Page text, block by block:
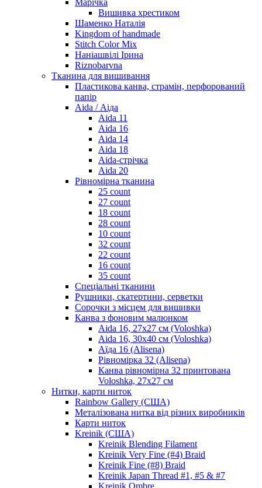
Вишивка хрестиком
Шаменко Наталія
Kingdom of handmade
Stitch Color Mix
Наніашвілі Ірина
Riznobarvna
Тканина для вишивання
Пластикова канва, страмін, перфорований
папір
Aida / Аіда
Aida 11
Aida 16
Aida 14
Aida 18
Aida-стрічка
Aida 20
Рівномірна тканина
25 count
27 count
18 count
28 count
10 count
32 count
22 count
16 count
35 count
Спеціальні тканини
Рушники, скатертини, серветки
Сорочки з місцем для вишивки
Канва з фоновим малюнком
Aida 16, 27х27 см (Voloshka)
Aida 16, 30х40 см (Voloshka)
Аїда 16 (Alisena)
Рівномірка 32 (Alisena)
Канва рівномірна 32 принтована
Voloshka, 27х27 см
Нитки, карти ниток
Rainbow Gallery (США)
Металізована нитка від різних виробників
Карти ниток
Kreinik (США)
Kreinik Blending Filament
Kreinik Very Fine (#4) Braid
Kreinik Fine (#8) Braid
Kreinik Japan Thread #1, #5 & #7
Kreinik Ombre